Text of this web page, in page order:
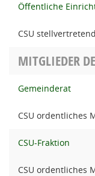
Öffentliche
CSU
MITGLIEDER
Gemeinderat
CSU ordentliches
CSU-Fraktion
CSU ordentliches